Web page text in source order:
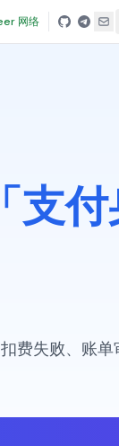
网络
「支
费失败、账单